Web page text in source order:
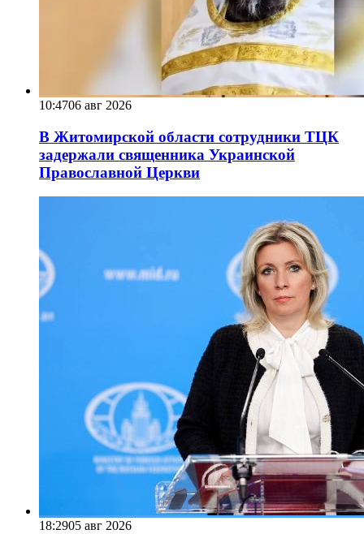
10:4706 авг 2026
В Житомирской области сотрудники ТЦК
задержали священника Украинской
Православной Церкви
18:2905 авг 2026